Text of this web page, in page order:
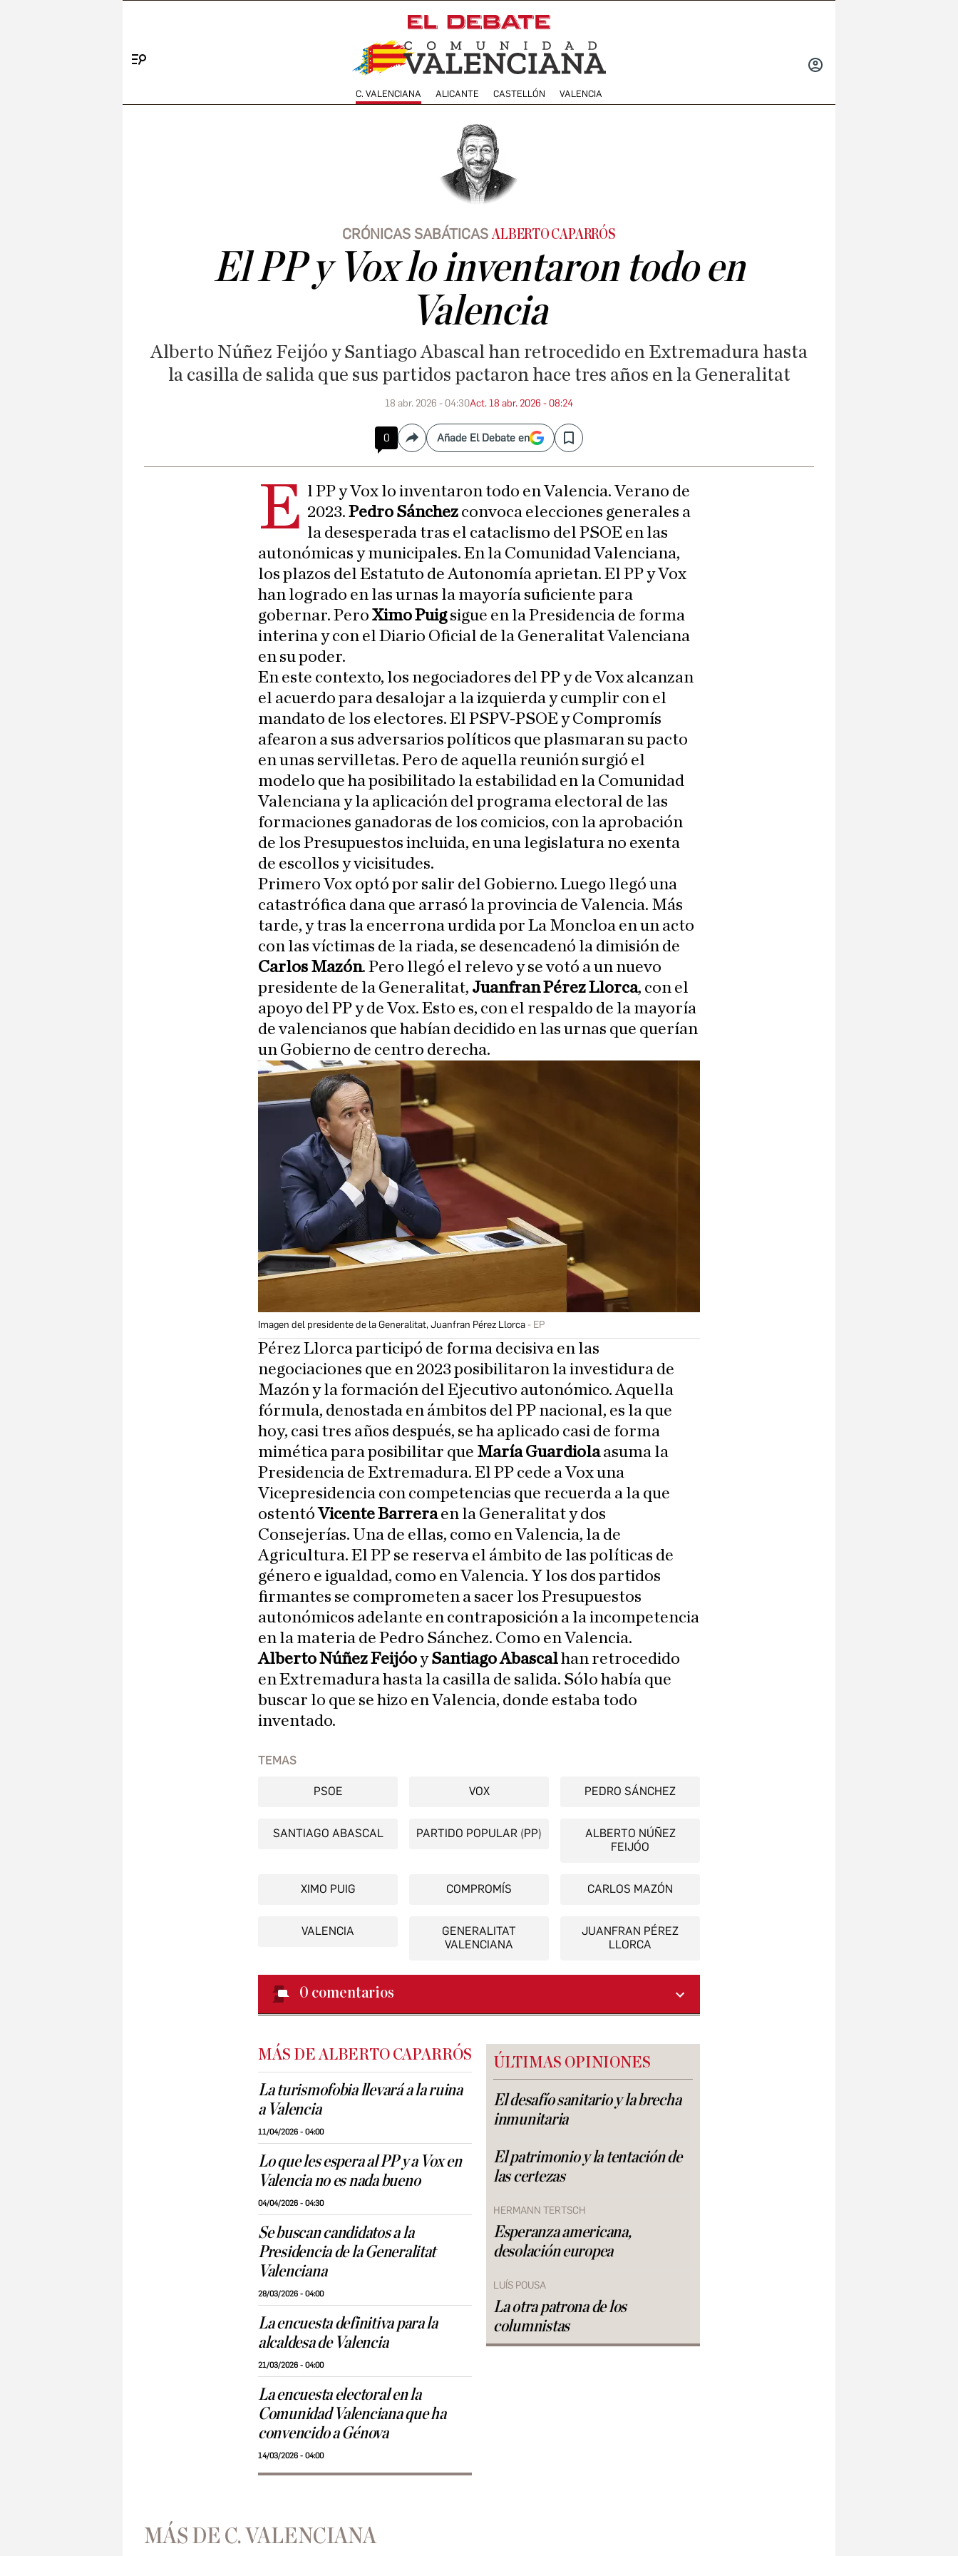
C. VALENCIANA ALICANTE CASTELLÓN VALENCIA
CRÓNICAS SABÁTICAS ALBERTO CAPARRÓS
El PP y Vox lo inventaron todo en
Valencia
Alberto Núñez Feijóo y Santiago Abascal han retrocedido en Extremadura hasta
la casilla de salida que sus partidos pactaron hace tres años en la Generalitat
18 abr. 2026 - 04:30Act. 18 abr. 2026 - 08:24
0 CompartirAñade El Debate en Save
E l PP y Vox lo inventaron todo en Valencia. Verano de
2023.Pedro Sánchez convoca elecciones generales a
la desesperada tras el cataclismo del PSOE en las
autonómicas y municipales. En la Comunidad Valenciana,
los plazos del Estatuto de Autonomía aprietan. El PP y Vox
han logrado en las urnas la mayoría suficiente para
gobernar. Pero Ximo Puigsigue en la Presidencia de forma
interina y con el Diario Oficial de la Generalitat Valenciana
en su poder.
En este contexto, los negociadores del PP y de Vox alcanzan
el acuerdo para desalojar a la izquierda y cumplir con el
mandato de los electores. El PSPV-PSOE y Compromís
afearon a sus adversarios políticos que plasmaran su pacto
en unas servilletas. Pero de aquella reunión surgió el
modelo que ha posibilitado la estabilidad en la Comunidad
Valenciana y la aplicación del programa electoral de las
formaciones ganadoras de los comicios, con la aprobación
de los Presupuestos incluida, en una legislatura no exenta
de escollos y vicisitudes.
Primero Vox optó por salir del Gobierno. Luego llegó una
catastrófica dana que arrasó la provincia de Valencia. Más
tarde, y tras la encerrona urdida por La Moncloa en un acto
con las víctimas de la riada, se desencadenó la dimisión de
Carlos Mazón. Pero llegó el relevo y se votó a un nuevo
presidente de la Generalitat, Juanfran Pérez Llorca, con el
apoyo del PP y de Vox. Esto es, con el respaldo de la mayoría
de valencianos que habían decidido en las urnas que querían
un Gobierno de centro derecha.
Imagen del presidente de la Generalitat, Juanfran Pérez Llorca EP
Pérez Llorca participó de forma decisiva en las
negociaciones que en 2023 posibilitaron la investidura de
Mazón y la formación del Ejecutivo autonómico. Aquella
fórmula, denostada en ámbitos del PP nacional, es la que
hoy, casi tres años después, se ha aplicado casi de forma
mimética para posibilitar que María Guardiolaasuma la
Presidencia de Extremadura. El PP cede a Vox una
Vicepresidencia con competencias que recuerda a la que
ostentóVicente Barreraen la Generalitat y dos
Consejerías. Una de ellas, como en Valencia, la de
Agricultura. El PP se reserva el ámbito de las políticas de
género e igualdad, como en Valencia. Y los dos partidos
firmantes se comprometen a sacer los Presupuestos
autonómicos adelante en contraposición a la incompetencia
en la materia de Pedro Sánchez. Como en Valencia.
Alberto Núñez FeijóoySantiago Abascalhan retrocedido
en Extremadura hasta la casilla de salida. Sólo había que
buscar lo que se hizo en Valencia, donde estaba todo
inventado.
TEMAS
PSOE VOX PEDRO SÁNCHEZ
SANTIAGO ABASCAL PARTIDO POPULAR (PP)
ALBERTO NÚÑEZ
FEIJÓO
XIMO PUIG COMPROMÍS CARLOS MAZÓN
VALENCIA
GENERALITAT
VALENCIANA
JUANFRAN PÉREZ
LLORCA
0 comentarios
MÁS DE ALBERTO CAPARRÓS
La turismofobia llevará a la ruina
a Valencia
11/04/2026 - 04:00
Lo que les espera al PP y a Vox en
Valencia no es nada bueno
04/04/2026 - 04:30
Se buscan candidatos a la
Presidencia de la Generalitat
Valenciana
28/03/2026 - 04:00
La encuesta definitiva para la
alcaldesa de Valencia
21/03/2026 - 04:00
La encuesta electoral en la
Comunidad Valenciana que ha
convencido a Génova
14/03/2026 - 04:00
ÚLTIMAS OPINIONES
El desafío sanitario y la brecha
inmunitaria
El patrimonio y la tentación de
las certezas
HERMANN TERTSCH
Esperanza americana,
desolación europea
LUÍS POUSA
La otra patrona de los
columnistas
MÁS DE C. VALENCIANA